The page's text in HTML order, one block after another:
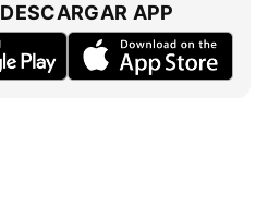
DESCARGAR APP